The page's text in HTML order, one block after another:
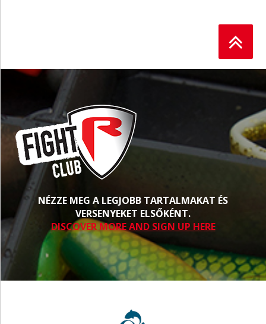
NÉZZE MEG A LEGJOBB TARTALMAKAT ÉS
VERSENYEKET ELSŐKÉNT.
DISCOVER MORE AND SIGN UP HERE